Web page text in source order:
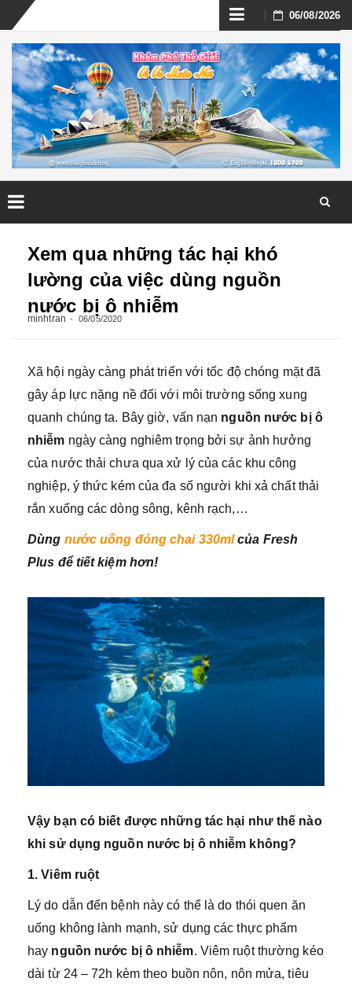
Skip
to
content
06/08/2026
Xem qua những tác hại khó
lường của việc dùng nguồn
nước bị ô nhiễm
minhtran 06/05/2020
Xã hội ngày càng phát triển với tốc độ chóng mặt đã
gây áp lực nặng nề đối với môi trường sống xung
quanh chúng ta. Bây giờ, vấn nạn nguồn nước bị ô
nhiễm ngày càng nghiêm trọng bởi sự ảnh hưởng
của nước thải chưa qua xử lý của các khu công
nghiệp, ý thức kém của đa số người khi xả chất thải
rắn xuống các dòng sông, kênh rạch,…
Dùng nước uống đóng chai 330mlcủa Fresh
Plus để tiết kiệm hơn!
Vậy bạn có biết được những tác hại như thế nào
khi sử dụng nguồn nước bị ô nhiễm không?
1. Viêm ruột
Lý do dẫn đến bệnh này có thể là do thói quen ăn
uống không lành mạnh, sử dụng các thực phẩm
hay nguồn nước bị ô nhiễm. Viêm ruột thường kéo
dài từ 24 – 72h kèm theo buồn nôn, nôn mửa, tiêu